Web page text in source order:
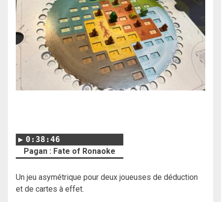
0:38:46
Pagan : Fate of Ronaoke
Un jeu asymétrique pour deux joueuses de déduction
et de cartes à effet.